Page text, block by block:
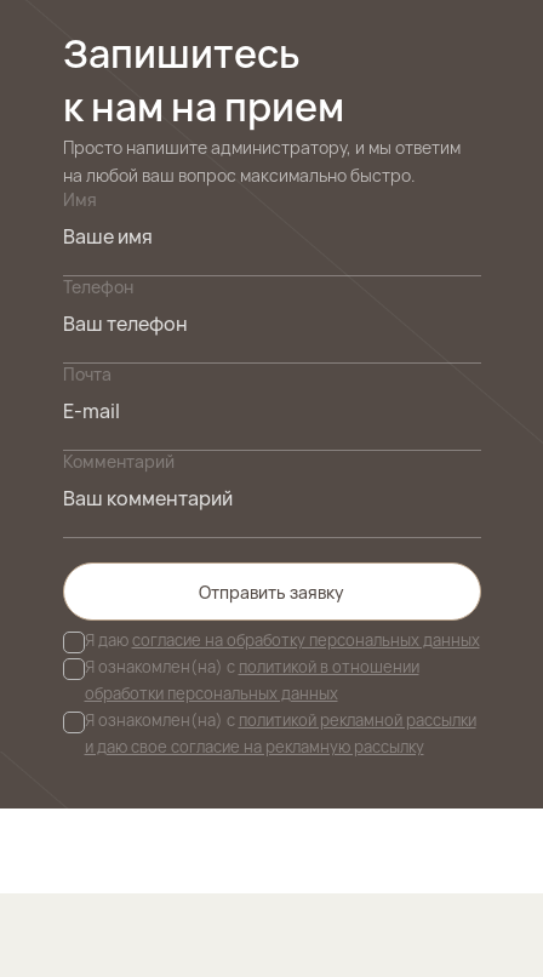
Запишитесь
к нам на прием
Просто напишите администратору, и мы ответим
на любой ваш вопрос максимально быстро.
Имя
Телефон
Почта
Комментарий
Отправить заявку
Я даюсогласие на обработку персональных данных
Я ознакомлен(на) с политикой в отношении
обработки персональных данных
Я ознакомлен(на) с политикой рекламной рассылки
и даю свое согласие на рекламную рассылку